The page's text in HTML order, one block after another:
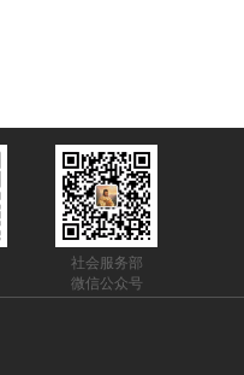
社会服务部
微信公众号